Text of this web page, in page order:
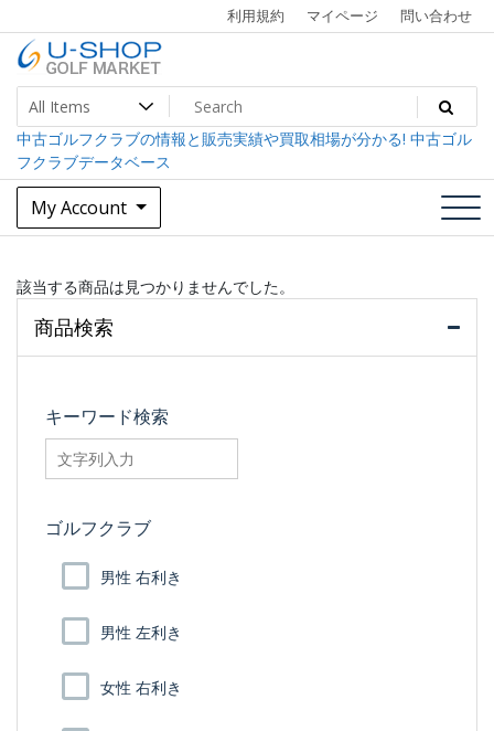
to
content
利用規約 マイページ 問い合わせ
U-SHOP Golf Market dev
中古ゴルフクラブ最大級！U-SHOPゴルフマーケット
中古ゴルフクラブの情報と販売実績や買取相場が分かる! 中古ゴル
フクラブデータベース
My Account
該当する商品は見つかりませんでした。
商品検索
キーワード検索
searchfilter_pro
ゴルフクラブ
男性 右利き
男性 左利き
女性 右利き